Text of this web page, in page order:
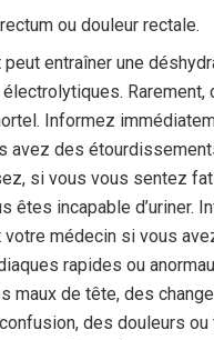
ou douleur rectale.
entraîner une
Rarement,
Informez
avez des
si vous vous sentez
êtes incapable d’uriner.
votre médecin si vous
rapides ou
maux de tête, des
confusion, des douleurs